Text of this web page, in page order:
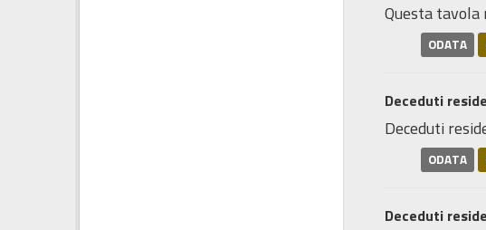
Questa
ODATA
Deceduti
Deceduti
ODATA
Deceduti